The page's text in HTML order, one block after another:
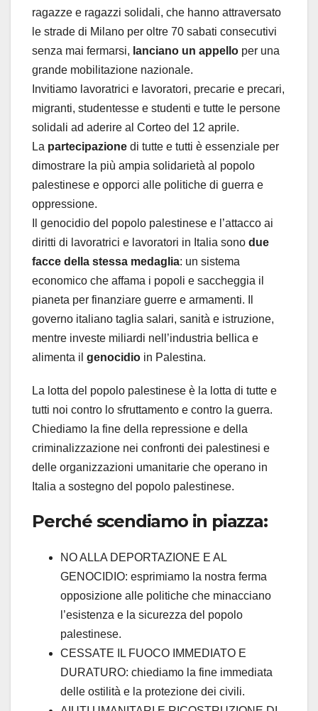
ragazze e ragazzi solidali, che hanno attraversato
le strade di Milano per oltre 70 sabati consecutivi
senza mai fermarsi, lanciano un appello per una
grande mobilitazione nazionale.
Invitiamo lavoratrici e lavoratori, precarie e precari,
migranti, studentesse e studenti e tutte le persone
solidali ad aderire al Corteo del 12 aprile.
La partecipazione di tutte e tutti è essenziale per
dimostrare la più ampia solidarietà al popolo
palestinese e opporci alle politiche di guerra e
oppressione.
Il genocidio del popolo palestinese e l’attacco ai
diritti di lavoratrici e lavoratori in Italia sono due
facce della stessa medaglia: un sistema
economico che affama i popoli e saccheggia il
pianeta per finanziare guerre e armamenti. Il
governo italiano taglia salari, sanità e istruzione,
mentre investe miliardi nell’industria bellica e
alimenta il genocidio in Palestina.
La lotta del popolo palestinese è la lotta di tutte e
tutti noi contro lo sfruttamento e contro la guerra.
Chiediamo la fine della repressione e della
criminalizzazione nei confronti dei palestinesi e
delle organizzazioni umanitarie che operano in
Italia a sostegno del popolo palestinese.
Perché scendiamo in piazza:
NO ALLA DEPORTAZIONE E AL
GENOCIDIO: esprimiamo la nostra ferma
opposizione alle politiche che minacciano
l’esistenza e la sicurezza del popolo
palestinese.
CESSATE IL FUOCO IMMEDIATO E
DURATURO: chiediamo la fine immediata
delle ostilità e la protezione dei civili.